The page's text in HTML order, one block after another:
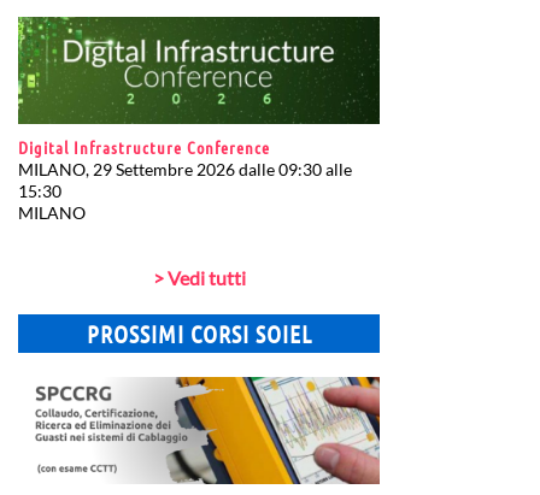
Digital Infrastructure Conference
MILANO, 29 Settembre 2026 dalle 09:30 alle
15:30
MILANO
> Vedi tutti
PROSSIMI CORSI SOIEL